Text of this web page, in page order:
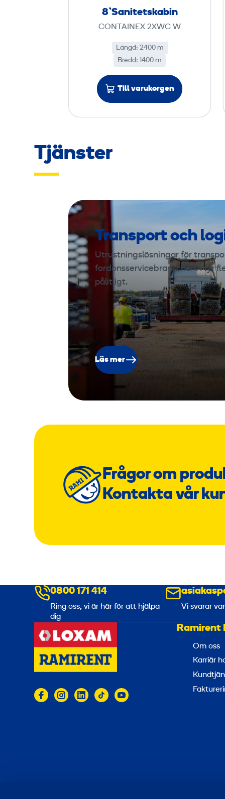
s
k
a
b
i
8`Sanitetskabin
CONTAINEX 2XWC W
Längd: 2400 m
Bredd: 1400 m
Till varukorgen
Tjänster
Transport och
Utrustningslösningar för
fordonsservicebranschen. Hyr
pålitligt.
Läs mer
Frågor om
Kontakta vår
0800 171 414
Ring oss, vi är här för att hjälpa
dig
Vi svarar
Ramirent
Om oss
Karriär